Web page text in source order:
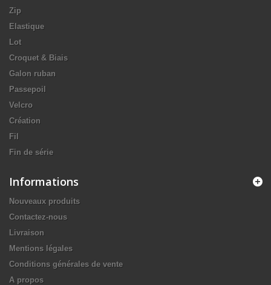
Zip
Elastique
Lot
Croquet & Biais
Galon ruban
Passepoil
Velcro
Création
Fil
Fin de série
Informations
Nouveaux produits
Contactez-nous
Livraison
Mentions légales
Conditions générales de vente
A propos